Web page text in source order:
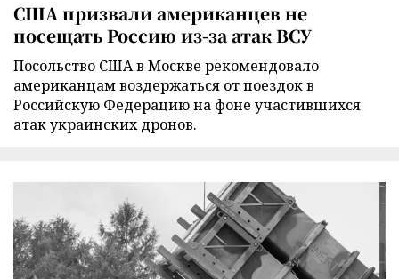
США призвали американцев не
посещать Россию из-за атак ВСУ
Посольство США в Москве рекомендовало
американцам воздержаться от поездок в
Российскую Федерацию на фоне участившихся
атак украинских дронов.